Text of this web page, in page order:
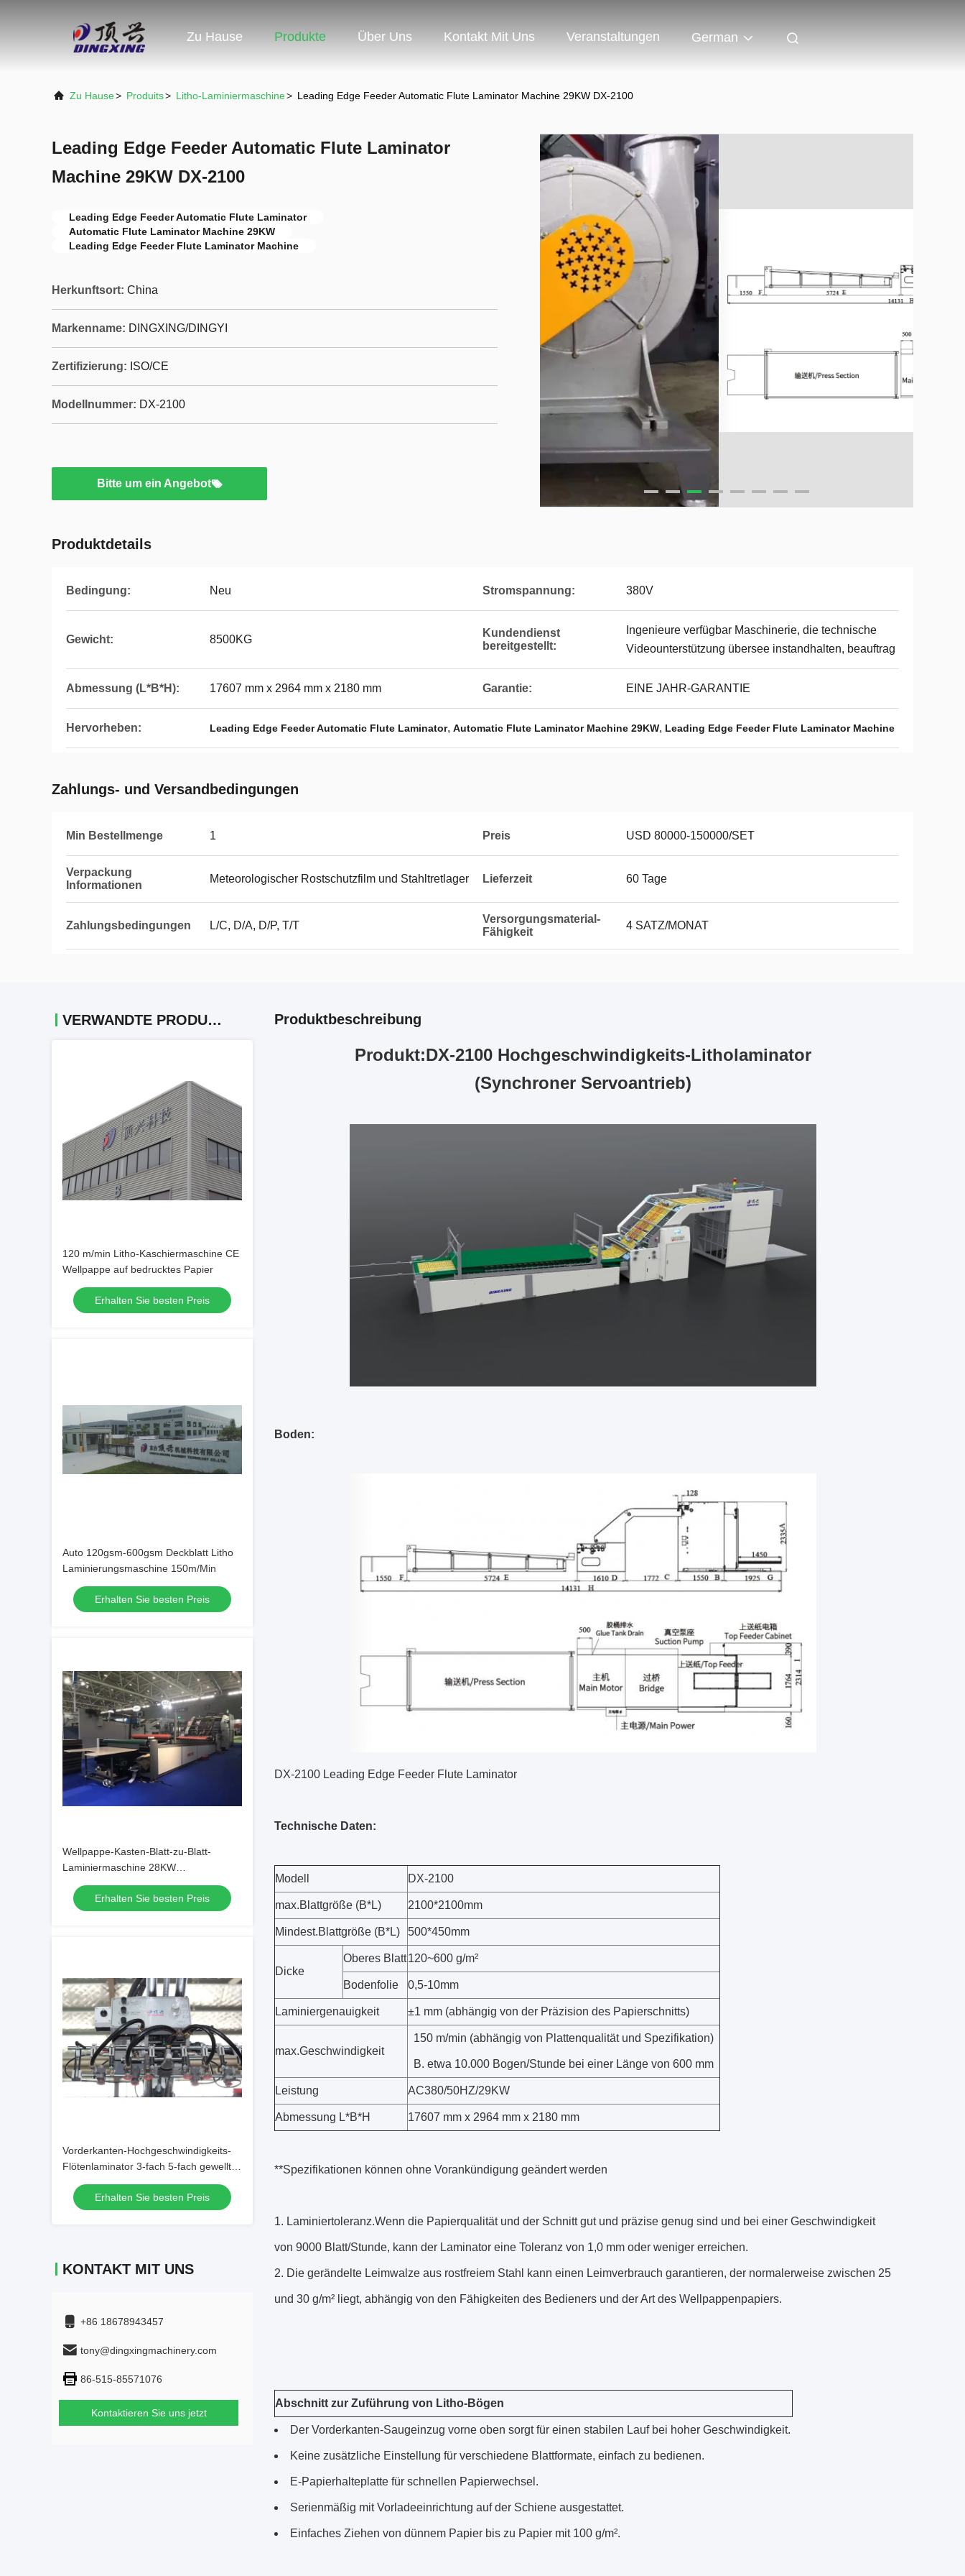
Zu Hause Produkte Über Uns Kontakt Mit Uns Veranstaltungen German
Zu Hause> Produits> Litho-Laminiermaschine> Leading Edge Feeder Automatic Flute Laminator Machine 29KW DX-2100
Leading Edge Feeder Automatic Flute Laminator
Machine 29KW DX-2100
Leading Edge Feeder Automatic Flute Laminator
Automatic Flute Laminator Machine 29KW
Leading Edge Feeder Flute Laminator Machine
Herkunftsort: China
Markenname: DINGXING/DINGYI
Zertifizierung: ISO/CE
Modellnummer: DX-2100
Bitte um ein Angebot
Produktdetails
Bedingung: Neu Stromspannung: 380V
Gewicht: 8500KG
Kundendienst
bereitgestellt:
Ingenieure verfügbar Maschinerie, die technische
Videounterstützung übersee instandhalten, beauftrag
Abmessung (L*B*H): 17607 mm x 2964 mm x 2180 mm Garantie: EINE JAHR-GARANTIE
Hervorheben: Leading Edge Feeder Automatic Flute Laminator, Automatic Flute Laminator Machine 29KW, Leading Edge Feeder Flute Laminator Machine
Zahlungs- und Versandbedingungen
Min Bestellmenge 1 Preis USD 80000-150000/SET
Verpackung
Informationen
Meteorologischer Rostschutzfilm und Stahltretlager Lieferzeit 60 Tage
Zahlungsbedingungen L/C, D/A, D/P, T/T
Versorgungsmaterial-
Fähigkeit
4 SATZ/MONAT
VERWANDTE PRODUKTE
120 m/min Litho-Kaschiermaschine CE
Wellpappe auf bedrucktes Papier
Erhalten Sie besten Preis
Auto 120gsm-600gsm Deckblatt Litho
Laminierungsmaschine 150m/Min
Erhalten Sie besten Preis
Wellpappe-Kasten-Blatt-zu-Blatt-
Laminiermaschine 28KW
Vollautomatisch
Erhalten Sie besten Preis
Vorderkanten-Hochgeschwindigkeits-
Flötenlaminator 3-fach 5-fach gewellte
Laminiermaschine
Erhalten Sie besten Preis
KONTAKT MIT UNS
+86 18678943457
tony@dingxingmachinery.com
86-515-85571076
Kontaktieren Sie uns jetzt
Produktbeschreibung
Produkt:DX-2100 Hochgeschwindigkeits-Litholaminator
(Synchroner Servoantrieb)
Boden:
DX-2100 Leading Edge Feeder Flute Laminator
Technische Daten:
Modell DX-2100
max.Blattgröße (B*L) 2100*2100mm
Mindest.Blattgröße (B*L) 500*450mm
Dicke
Oberes Blatt120~600 g/m²
Bodenfolie 0,5-10mm
Laminiergenauigkeit ±1 mm (abhängig von der Präzision des Papierschnitts)
max.Geschwindigkeit
150 m/min (abhängig von Plattenqualität und Spezifikation)
B. etwa 10.000 Bogen/Stunde bei einer Länge von 600 mm
Leistung AC380/50HZ/29KW
Abmessung L*B*H 17607 mm x 2964 mm x 2180 mm
**Spezifikationen können ohne Vorankündigung geändert werden
Laminiertoleranz.Wenn die Papierqualität und der Schnitt gut und präzise genug sind und bei einer Geschwindigkeit
von 9000 Blatt/Stunde, kann der Laminator eine Toleranz von 1,0 mm oder weniger erreichen.
Die gerändelte Leimwalze aus rostfreiem Stahl kann einen Leimverbrauch garantieren, der normalerweise zwischen 25
und 30 g/m² liegt, abhängig von den Fähigkeiten des Bedieners und der Art des Wellpappenpapiers.
Abschnitt zur Zuführung von Litho-Bögen
Der Vorderkanten-Saugeinzug vorne oben sorgt für einen stabilen Lauf bei hoher Geschwindigkeit.
Keine zusätzliche Einstellung für verschiedene Blattformate, einfach zu bedienen.
E-Papierhalteplatte für schnellen Papierwechsel.
Serienmäßig mit Vorladeeinrichtung auf der Schiene ausgestattet.
Einfaches Ziehen von dünnem Papier bis zu Papier mit 100 g/m².